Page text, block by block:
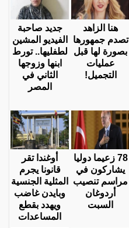
هنا الزاهد
تصدم جمهورها
بصورة لها قبل
عمليات
التجميل!
جديد صاحبة
الفيديو المشين
لطفليها.. تورط
ابنها وزوجها
الثاني في
المصر
78 زعيما دوليا
يشاركون في
مراسم تنصيب
أردوغان
السبت
أوغندا تقر
قانونا يجرم
المثلية الجنسية
وبايدن غاضب
ويهدد بقطع
المساعدات